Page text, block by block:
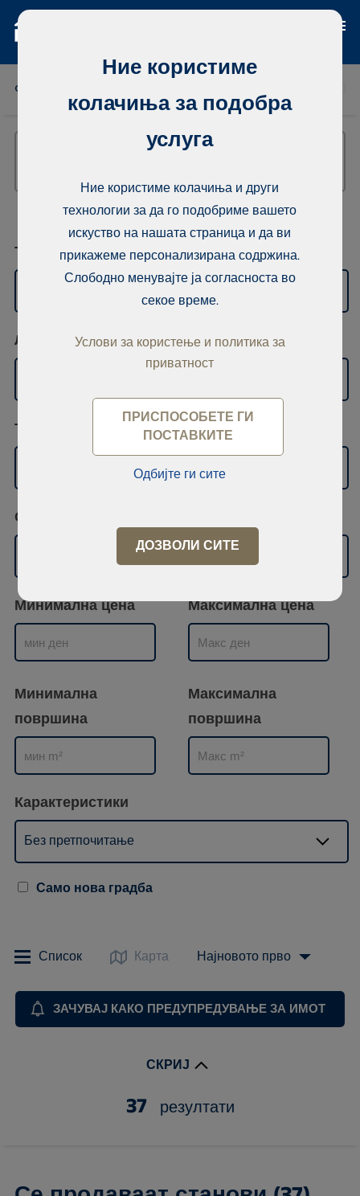
ФИНСКА
Тип
Се продаваат станови
Локација
Тип на градба
Без претпочитање
Спални соби
Минимална цена Максимална цена
Минимална
површина
Максимална
површина
Карактеристики
Без претпочитање
Само нова градба
Список Карта Најновото прво
ЗАЧУВАЈ КАКО ПРЕДУПРЕДУВАЊЕ ЗА ИМОТ
СКРИЈ
37 резултати
Ние користиме
колачиња за подобра
услуга
Ние користиме колачиња и други
технологии за да го подобриме вашето
искуство на нашата страница и да ви
прикажеме персонализирана содржина.
Слободно менувајте ја согласноста во
секое време.
Услови за користење и политика за
приватност
ПРИСПОСОБЕТЕ ГИ
ПОСТАВКИТЕ
Одбијте ги сите
ДОЗВОЛИ СИТЕ